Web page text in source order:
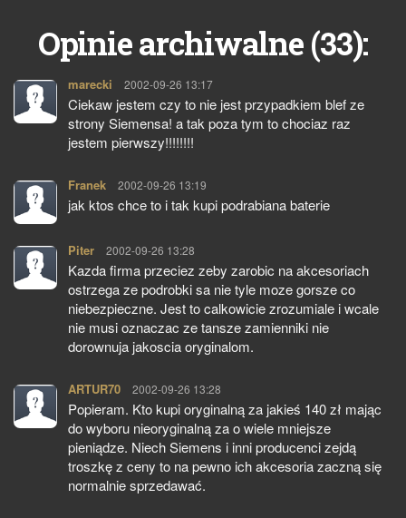
Opinie archiwalne (33):
marecki pisze:
2002-09-26 13:17
Ciekaw jestem czy to nie jest przypadkiem blef ze
strony Siemensa! a tak poza tym to chociaz raz
jestem pierwszy!!!!!!!!
Franek pisze:
2002-09-26 13:19
jak ktos chce to i tak kupi podrabiana baterie
Piter pisze:
2002-09-26 13:28
Kazda firma przeciez zeby zarobic na akcesoriach
ostrzega ze podrobki sa nie tyle moze gorsze co
niebezpieczne. Jest to calkowicie zrozumiale i wcale
nie musi oznaczac ze tansze zamienniki nie
dorownuja jakoscia oryginalom.
ARTUR70 pisze:
2002-09-26 13:28
Popieram. Kto kupi oryginalną za jakieś 140 zł mając
do wyboru nieoryginalną za o wiele mniejsze
pieniądze. Niech Siemens i inni producenci zejdą
troszkę z ceny to na pewno ich akcesoria zaczną się
normalnie sprzedawać.